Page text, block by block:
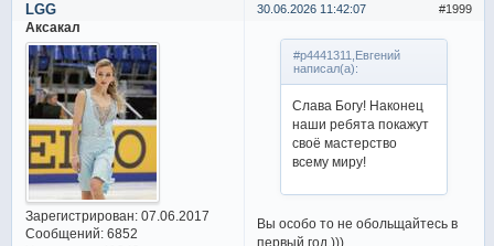
1999
30.06.2026 11:42:07
LGG
Аксакал
Зарегистрирован: 07.06.2017
Сообщений:6852
#p4441311,Евгений
написал(а):
Слава Богу! Наконец
наши ребята покажут
своё мастерство
всему миру!
Вы особо то не обольщайтесь в
первый год.)))